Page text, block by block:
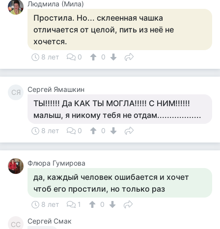
Людмила (Мила)
Простила. Но... склеенная чашка
отличается от целой, пить из неё не
хочется.
8 лет 0 0
СЯ Сергей Ямашкин
ТЫ!!!!!! Да КАК ТЫ МОГЛА!!!!! С НИМ!!!!!!
малыш, я никому тебя не отдам..................
8 лет 0 0
Флюра Гумирова
да, каждый человек ошибается и хочет
чтоб его простили, но только раз
8 лет 1 0
СС Сергей Смак